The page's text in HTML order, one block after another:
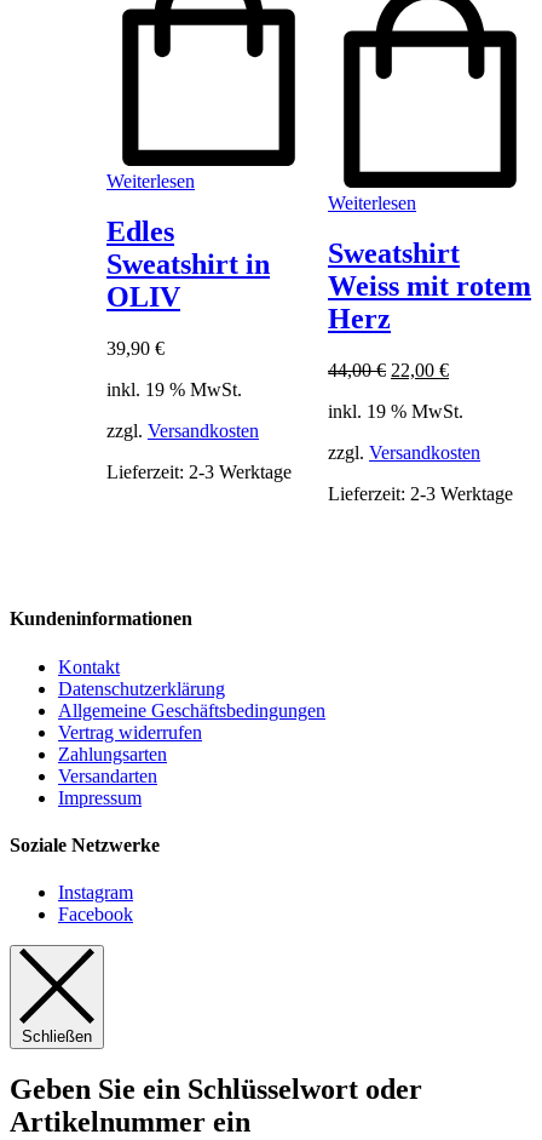
Weiterlesen
Edles
Sweatshirt in
OLIV
39,90 €
inkl. 19 % MwSt.
zzgl. Versandkosten
Lieferzeit: 2-3 Werktage
Weiterlesen
Sweatshirt
Weiss mit rotem
Herz
44,00€ Ursprünglicher
war:
22,00€Aktueller
ist:
inkl. 19 % MwSt.
zzgl.Versandkosten
Lieferzeit: 2-3 Werktage
Kundeninformationen
Kontakt
Datenschutzerklärung
Allgemeine Geschäftsbedingungen
Vertrag widerrufen
Zahlungsarten
Versandarten
Impressum
Soziale Netzwerke
Instagram
Facebook
Schließen
Geben Sie ein Schlüsselwort oder
Artikelnummer ein